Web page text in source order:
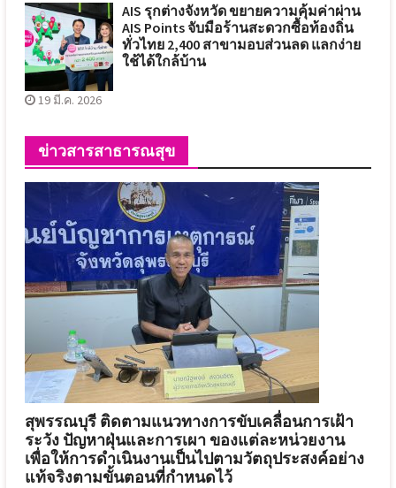
AIS รุกต่างจังหวัด ขยายความคุ้มค่าผ่าน
AIS Points จับมือร้านสะดวกซื้อท้องถิ่น
ทั่วไทย 2,400 สาขามอบส่วนลด แลกง่าย
ใช้ได้ใกล้บ้าน
19 มี.ค. 2026
ข่าวสารสาธารณสุข
สุพรรณบุรี ติดตามแนวทางการขับเคลื่อนการเฝ้า
ระวัง ปัญหาฝุ่นและการเผา ของแต่ละหน่วยงาน
เพื่อให้การดำเนินงานเป็นไปตามวัตถุประสงค์อย่าง
แท้จริงตามขั้นตอนที่กำหนดไว้